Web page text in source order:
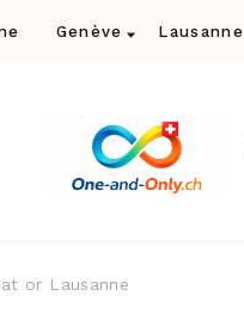
Genève Lausanne
or Lausanne